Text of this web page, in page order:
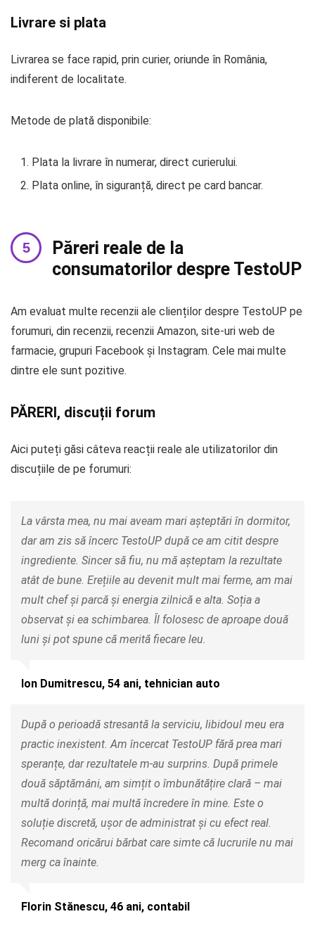
Livrare si plata
Livrarea se face rapid, prin curier, oriunde în România,
indiferent de localitate.
Metode de plată disponibile:
Plata la livrare în numerar, direct curierului.
Plata online, în siguranță, direct pe card bancar.
Păreri reale de la
consumatorilor despre TestoUP
Am evaluat multe recenzii ale clienților despre TestoUP pe
forumuri, din recenzii, recenzii Amazon, site-uri web de
farmacie, grupuri Facebook și Instagram. Cele mai multe
dintre ele sunt pozitive.
PĂRERI, discuții forum
Aici puteți găsi câteva reacții reale ale utilizatorilor din
discuțiile de pe forumuri:
La vârsta mea, nu mai aveam mari așteptări în dormitor,
dar am zis să încerc TestoUP după ce am citit despre
ingrediente. Sincer să fiu, nu mă așteptam la rezultate
atât de bune. Erețiile au devenit mult mai ferme, am mai
mult chef și parcă și energia zilnică e alta. Soția a
observat și ea schimbarea. Îl folosesc de aproape două
luni și pot spune că merită fiecare leu.
Ion Dumitrescu, 54 ani, tehnician auto
După o perioadă stresantă la serviciu, libidoul meu era
practic inexistent. Am încercat TestoUP fără prea mari
speranțe, dar rezultatele m-au surprins. După primele
două săptămâni, am simțit o îmbunătățire clară – mai
multă dorință, mai multă încredere în mine. Este o
soluție discretă, ușor de administrat și cu efect real.
Recomand oricărui bărbat care simte că lucrurile nu mai
merg ca înainte.
Florin Stănescu, 46 ani, contabil